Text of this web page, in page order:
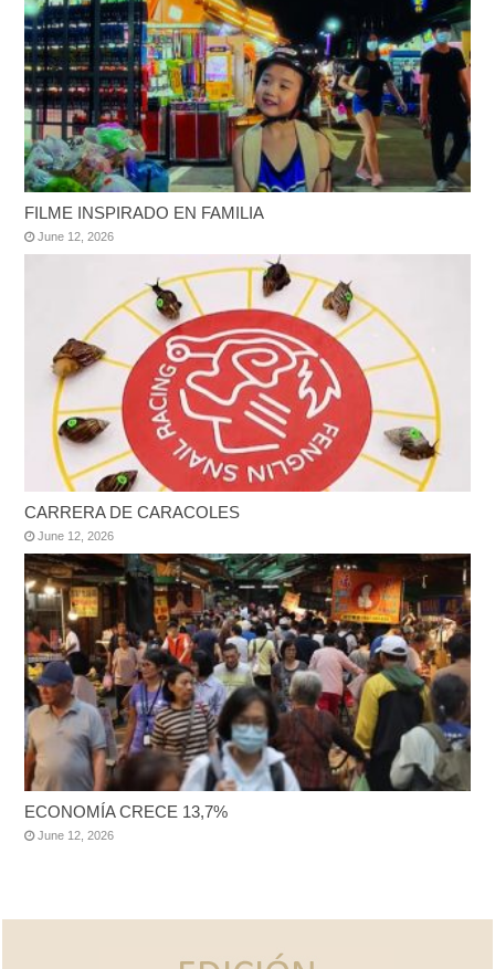
FILME INSPIRADO EN FAMILIA
June 12, 2026
CARRERA DE CARACOLES
June 12, 2026
ECONOMÍA CRECE 13,7%
June 12, 2026